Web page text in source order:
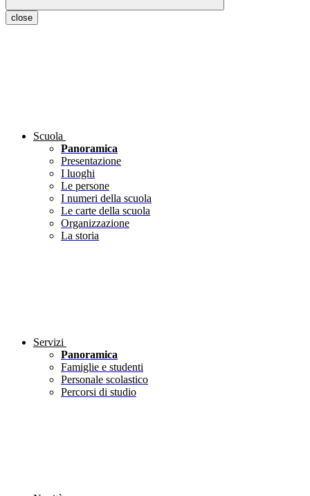
close
Scuola
Panoramica
Presentazione
I luoghi
Le persone
I numeri della scuola
Le carte della scuola
Organizzazione
La storia
Servizi
Panoramica
Famiglie e studenti
Personale scolastico
Percorsi di studio